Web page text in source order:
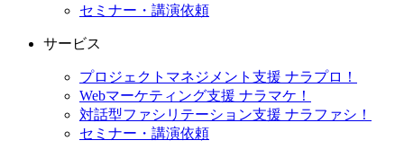
セミナー・講演依頼
サービス
プロジェクトマネジメント支援 ナラプロ！
Webマーケティング支援 ナラマケ！
対話型ファシリテーション支援 ナラファシ！
セミナー・講演依頼